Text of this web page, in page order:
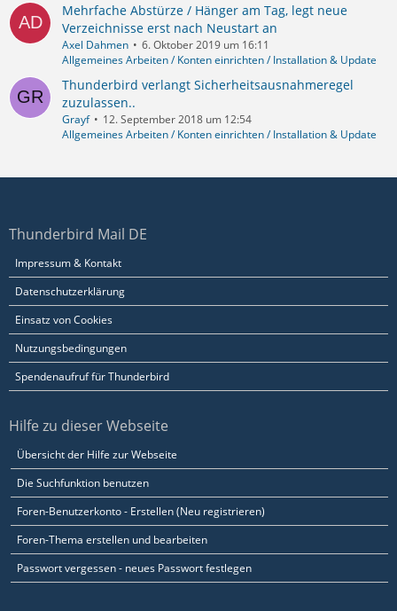
Mehrfache Abstürze / Hänger am Tag, legt neue
Verzeichnisse erst nach Neustart an
Axel Dahmen
6. Oktober 2019 um 16:11
Allgemeines Arbeiten / Konten einrichten / Installation & Update
Thunderbird verlangt Sicherheitsausnahmeregel
zuzulassen..
Grayf
12. September 2018 um 12:54
Allgemeines Arbeiten / Konten einrichten / Installation & Update
Thunderbird Mail DE
Impressum & Kontakt
Datenschutzerklärung
Einsatz von Cookies
Nutzungsbedingungen
Spendenaufruf für Thunderbird
Hilfe zu dieser Webseite
Übersicht der Hilfe zur Webseite
Die Suchfunktion benutzen
Foren-Benutzerkonto - Erstellen (Neu registrieren)
Foren-Thema erstellen und bearbeiten
Passwort vergessen - neues Passwort festlegen